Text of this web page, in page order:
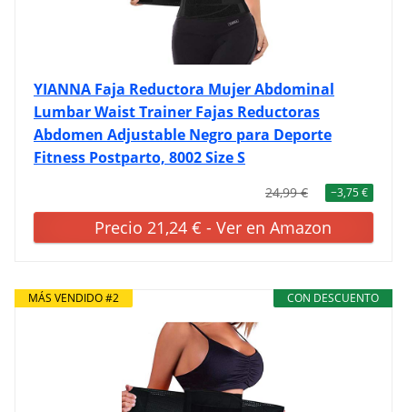
YIANNA Faja Reductora Mujer Abdominal
Lumbar Waist Trainer Fajas Reductoras
Abdomen Adjustable Negro para Deporte
Fitness Postparto, 8002 Size S
24,99 € −3,75 €
Precio 21,24 € - Ver en Amazon
CON DESCUENTO
MÁS VENDIDO #2